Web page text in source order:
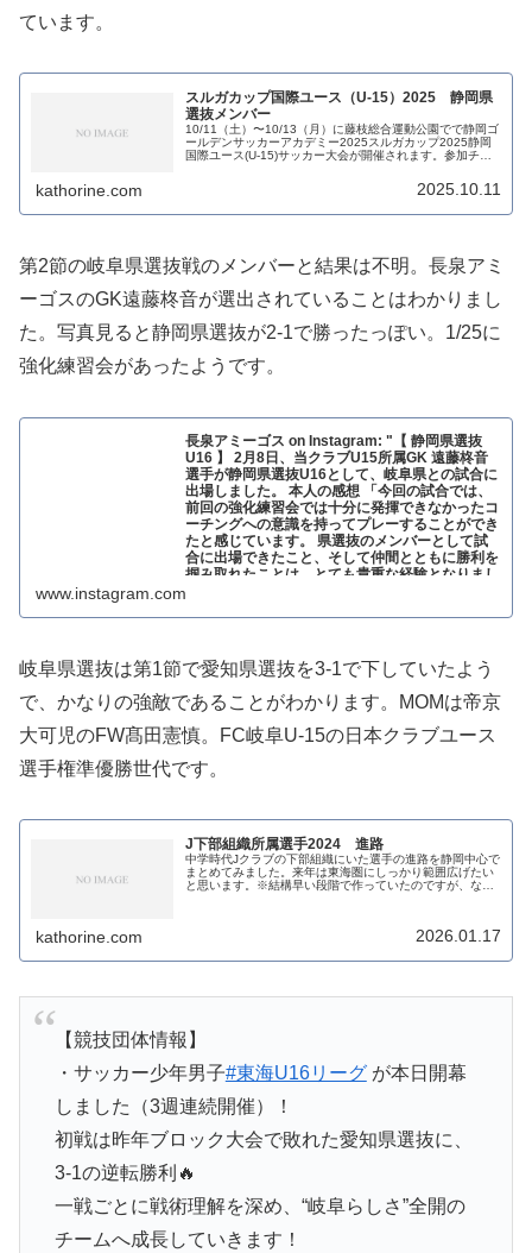
ています。
スルガカップ国際ユース（U-15）2025 静岡県
選抜メンバー
10/11（土）〜10/13（月）に藤枝総合運動公園でで静岡ゴ
ールデンサッカーアカデミー2025スルガカップ2025静岡
国際ユース(U-15)サッカー大会が開催されます。参加チー
kathorine.com 2025.10.11
第2節の岐阜県選抜戦のメンバーと結果は不明。長泉アミ
ーゴスのGK遠藤柊音が選出されていることはわかりまし
た。写真見ると静岡県選抜が2-1で勝ったっぽい。1/25に
強化練習会があったようです。
長泉アミーゴス on Instagram: "【 静岡県選抜
U16 】 2月8日、当クラブU15所属GK 遠藤柊音
選手が静岡県選抜U16として、岐阜県との試合に
出場しました。 本人の感想 「今回の試合では、
前回の強化練習会では十分に発揮できなかったコ
ーチングへの意識を持ってプレーすることができ
たと感じています。 県選抜のメンバーとして試
合に出場できたこと、そして仲間とともに勝利を
掴み取れたことは、とても貴重な経験となりまし
地道に頑張っていこう柊音！ #長泉アミーゴス
#AMIGOS #ゴールキーパー #ジュニアユース ジ
ュニア チャイルド #サッカー 静岡県 長泉町 清水
町 小山町 御殿場市 裾野市 沼津市 三島市 西伊豆
町 Desporte KRATVS bonera 各学年随時体験入
団募集中"
10, 2026: "【 静岡県選抜U16 】2月8日、当クラブU15所
属GK 遠藤柊音選手が静岡県選抜U16として、岐阜県との
www.instagram.com
岐阜県選抜は第1節で愛知県選抜を3-1で下していたよう
で、かなりの強敵であることがわかります。MOMは帝京
大可児のFW髙田憲慎。FC岐阜U-15の日本クラブユース
選手権準優勝世代です。
J下部組織所属選手2024 進路
中学時代Jクラブの下部組織にいた選手の進路を静岡中心で
まとめてみました。来年は東海圏にしっかり範囲広げたい
と思います。※結構早い段階で作っていたのですが、なか
kathorine.com 2026.01.17
【競技団体情報】
・サッカー少年男子#東海U16リーグが本日開幕
しました（3週連続開催）！
初戦は昨年ブロック大会で敗れた愛知県選抜に、
3-1の逆転勝利🔥
一戦ごとに戦術理解を深め、“岐阜らしさ”全開の
チームへ成長していきます！